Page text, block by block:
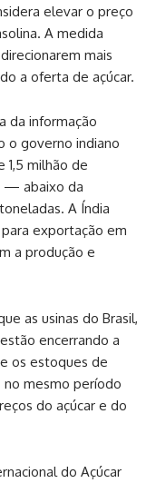
elevar o preço
A medida
mais
a oferta de açúcar.
da informação
o governo indiano
milhão de
— abaixo da
A Índia
exportação em
a produção e
as usinas do Brasil,
encerrando a
os estoques de
mesmo período
do açúcar e do
do Açúcar